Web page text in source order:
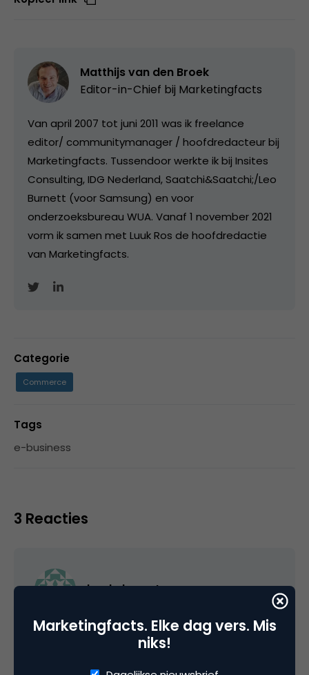
Matthijs van den Broek
Editor-in-Chief bij Marketingfacts
Van april 2007 tot juni 2011 was ik freelance
editor/ communitymanager / hoofdredacteur bij
Marketingfacts. Tussendoor werkte ik bij Insites
Consulting, IDG Nederland, Saatchi&Saatchi;/Leo
Burnett (voor Samsung) en voor
onderzoeksbureau WUA. Vanaf 1 november 2021
vorm ik samen met Luuk Ros de hoofdredactie
van Marketingfacts.
Categorie
Commerce
Tags
e-business
3 Reacties
baukebergstra
@Bram: Goede tip, je hebt helemaal gelijk!
Gaan we volgende keer doen.
Marketingfacts. Elke dag vers. Mis
niks!